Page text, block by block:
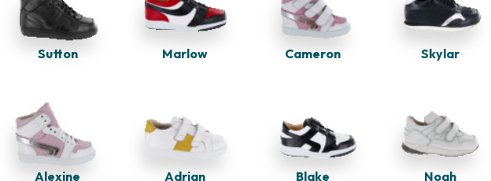
Sutton Marlow Cameron Skylar
Alexine Adrian Blake Noah